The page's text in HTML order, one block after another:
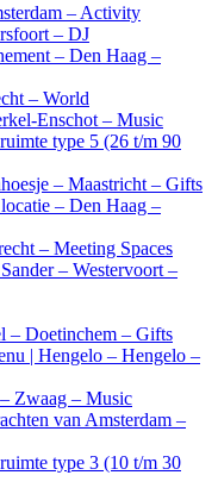
– Activity
– DJ
– Den Haag –
– World
Enschot – Music
type 5 (26 t/m 90
– Maastricht – Gifts
– Den Haag –
– Meeting Spaces
– Westervoort –
– Doetinchem – Gifts
| Hengelo – Hengelo –
Zwaag – Music
van Amsterdam –
type 3 (10 t/m 30